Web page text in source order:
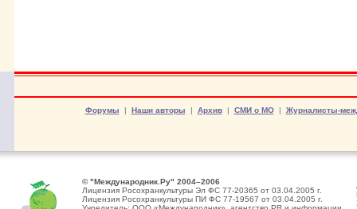
Форумы | Наши авторы | Архив| СМИ о МО| Журналисты-
© "Международник.Ру" 2004–2006
Лицензия Росохранкультуры Эл ФС 77-20365 от 03.04.2005 г.
Лицензия Росохранкультуры ПИ ФС 77-19567 от 03.04.2005 г.